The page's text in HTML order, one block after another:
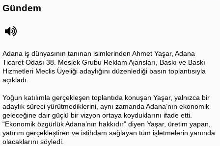
Gündem
Adana iş dünyasının tanınan isimlerinden Ahmet Yaşar, Adana
Ticaret Odası 38. Meslek Grubu Reklam Ajansları, Baskı ve Baskı
Hizmetleri Meclis Üyeliği adaylığını düzenlediği basın toplantısıyla
açıkladı.
Yoğun katılımla gerçekleşen toplantıda konuşan Yaşar, yalnızca bir
adaylık süreci yürütmediklerini, aynı zamanda Adana’nın ekonomik
geleceğine dair güçlü bir vizyon ortaya koyduklarını ifade etti.
“Ekonomik özgürlük Adana’nın hakkıdır” diyen Yaşar, üretim yapan,
yatırım gerçekleştiren ve istihdam sağlayan tüm işletmelerin yanında
olacaklarını söyledi.